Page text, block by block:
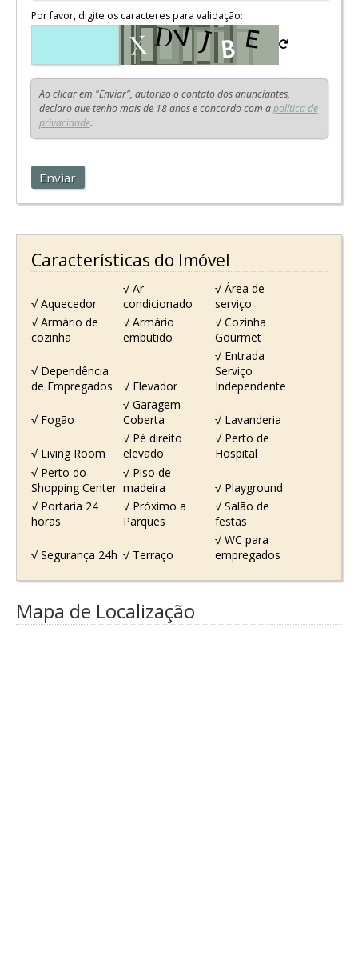
Por favor, digite os caracteres para validação:
Ao clicar em "Enviar", autorizo o contato dos anunciantes,
declaro que tenho mais de 18 anos e concordo com apolítica de
privacidade.
Enviar
Características do Imóvel
√ Aquecedor
√ Ar
condicionado
√ Área de
serviço
√ Armário de
cozinha
√ Armário
embutido
√ Cozinha
Gourmet
√ Dependência
de Empregados
√ Elevador
√ Entrada
Serviço
Independente
√ Fogão
√ Garagem
Coberta
√ Lavanderia
√ Living Room
√ Pé direito
elevado
√ Perto de
Hospital
√ Perto do
Shopping Center
√ Piso de
madeira
√ Playground
√ Portaria 24
horas
√ Próximo a
Parques
√ Salão de
festas
√ Segurança 24h √ Terraço
√ WC para
empregados
Mapa de Localização